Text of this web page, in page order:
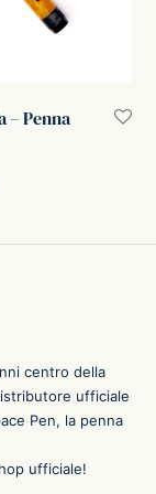
– Penna
centro della
ufficiale
Pen, la penna
ufficiale!